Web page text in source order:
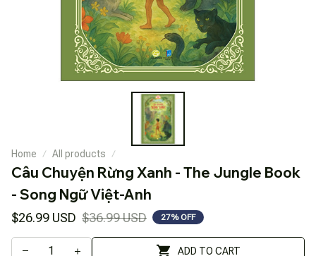
Home All products
Câu Chuyện Rừng Xanh - The Jungle Book
- Song Ngữ Việt-Anh
$26.99 USD $36.99 USD 27% OFF
ADD TO CART